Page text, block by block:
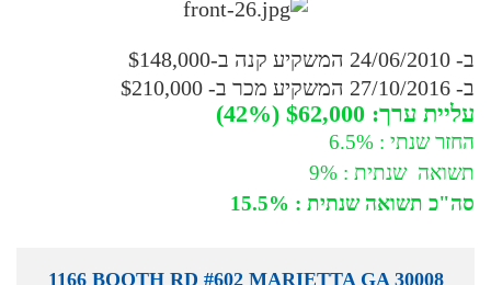
ב- 24/06/2010 המשקיע קנה ב-$148,000
ב- 27/10/2016 המשקיע מכר ב- $210,000
עליית ערך: $62,000 (42%)
החזר שנתי : 6.5%
תשואה שנתית : 9%
סה"כ תשואה שנתית : 15.5%
1166 BOOTH RD #602 MARIETTA GA 30008